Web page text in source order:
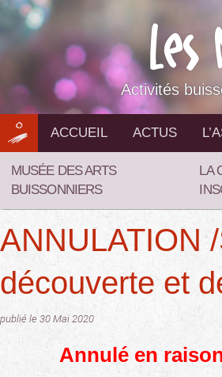
Aller
au
contenu
Activités
ACCUEIL ACTUS
MUSÉE DES ARTS
BUISSONNIERS
LA
ANNULATION
découverte et
publié le 30 Mai 2020
Annulé en